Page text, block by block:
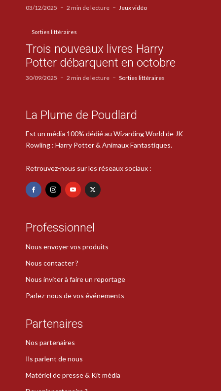
03/12/2025 2 min de lecture Jeux vidéo
Sorties littéraires
Trois nouveaux livres Harry
Potter débarquent en octobre
30/09/2025 2 min de lecture Sorties littéraires
La Plume de Poudlard
Est un média 100% dédié au Wizarding World de JK
Rowling : Harry Potter & Animaux Fantastiques.
Retrouvez-nous sur les réseaux sociaux :
Professionnel
Nous envoyer vos produits
Nous contacter ?
Nous inviter à faire un reportage
Parlez-nous de vos événements
Partenaires
Nos partenaires
Ils parlent de nous
Matériel de presse & Kit média